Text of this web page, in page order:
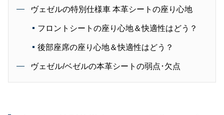
ヴェゼルの特別仕様車 本革シートの座り心地
フロントシートの座り心地＆快適性はどう？
後部座席の座り心地＆快適性はどう？
ヴェゼル/ベゼルの本革シートの弱点･欠点